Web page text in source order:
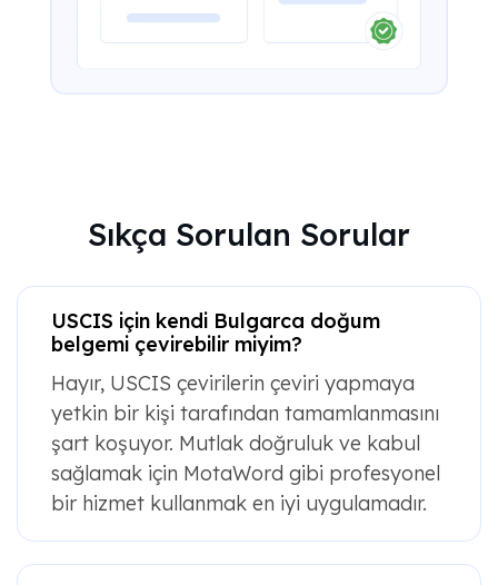
Sıkça Sorulan Sorular
USCIS için kendi Bulgarca doğum
belgemi çevirebilir miyim?
Hayır, USCIS çevirilerin çeviri yapmaya
yetkin bir kişi tarafından tamamlanmasını
şart koşuyor. Mutlak doğruluk ve kabul
sağlamak için MotaWord gibi profesyonel
bir hizmet kullanmak en iyi uygulamadır.